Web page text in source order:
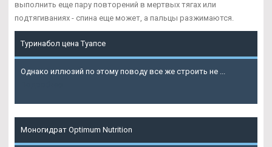
выполнить еще пару повторений в мертвых тягах или
подтягиваниях - спина еще может, а пальцы разжимаются.
Туринабол цена Туапсе
Однако иллюзий по этому поводу все же строить не ...
Моногидрат Optimum Nutrition